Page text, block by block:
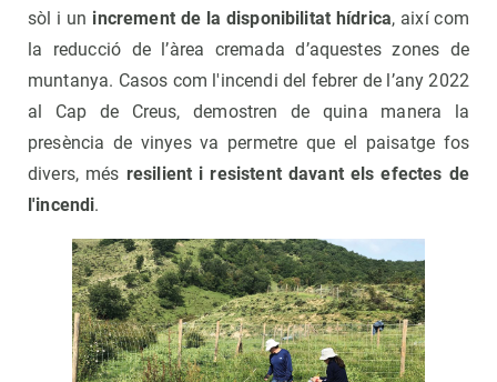
sòl i un increment de la disponibilitat hídrica, així com
la reducció de l’àrea cremada d’aquestes zones de
muntanya. Casos com l'incendi del febrer de l’any 2022
al Cap de Creus, demostren de quina manera la
presència de vinyes va permetre que el paisatge fos
divers, més resilient i resistent davant els efectes de
l'incendi.